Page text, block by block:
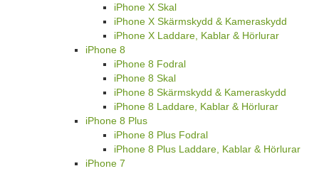
iPhone X Skal
iPhone X Skärmskydd & Kameraskydd
iPhone X Laddare, Kablar & Hörlurar
iPhone 8
iPhone 8 Fodral
iPhone 8 Skal
iPhone 8 Skärmskydd & Kameraskydd
iPhone 8 Laddare, Kablar & Hörlurar
iPhone 8 Plus
iPhone 8 Plus Fodral
iPhone 8 Plus Laddare, Kablar & Hörlurar
iPhone 7